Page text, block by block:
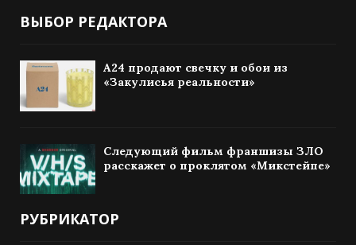
ВЫБОР РЕДАКТОРА
A24 продают свечку и обои из
«Закулисья реальности»
Следующий фильм франшизы ЗЛО
расскажет о проклятом «Микстейпе»
РУБРИКАТОР